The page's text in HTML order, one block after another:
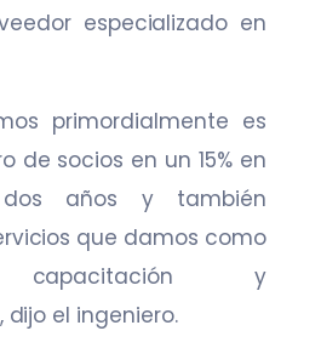
especializado en
primordialmente es
de socios en un 15% en
años y también
que damos como
capacitación y
el ingeniero.